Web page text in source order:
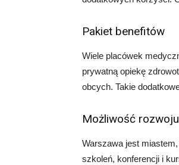
Pakiet benefitów
Wiele placówek
prywatną opiekę
obcych. Takie
Możliwość
Warszawa jest
szkoleń, konferencji i